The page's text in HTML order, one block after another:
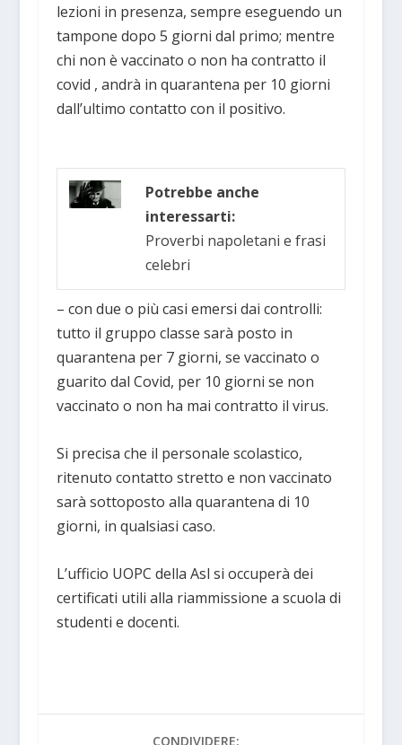
lezioni in presenza, sempre eseguendo un
tampone dopo 5 giorni dal primo; mentre
chi non è vaccinato o non ha contratto il
covid , andrà in quarantena per 10 giorni
dall’ultimo contatto con il positivo.
Potrebbe anche
interessarti:
Proverbi napoletani e frasi
celebri
– con due o più casi emersi dai controlli:
tutto il gruppo classe sarà posto in
quarantena per 7 giorni, se vaccinato o
guarito dal Covid, per 10 giorni se non
vaccinato o non ha mai contratto il virus.
Si precisa che il personale scolastico,
ritenuto contatto stretto e non vaccinato
sarà sottoposto alla quarantena di 10
giorni, in qualsiasi caso.
L’ufficio UOPC della Asl si occuperà dei
certificati utili alla riammissione a scuola di
studenti e docenti.
CONDIVIDERE: